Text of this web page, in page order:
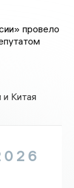
провело
Китая